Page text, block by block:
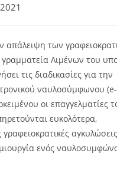
απάλειψη των
Λιμένων του
τις διαδικασίες για την
ναυλοσύμφωνου (e-
οι επαγγελματίες
ευκολότερα,
ενός